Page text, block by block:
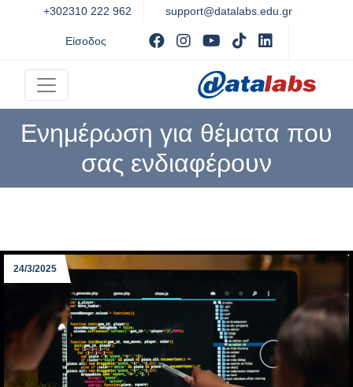
+302310 222 962 support@datalabs.edu.gr
Είσοδος Visit facebook
Visit instagram
Visit youtube
Visit tiktok
Ενημέρωση για θέματα που
σας ενδιαφέρουν
24/3/2025